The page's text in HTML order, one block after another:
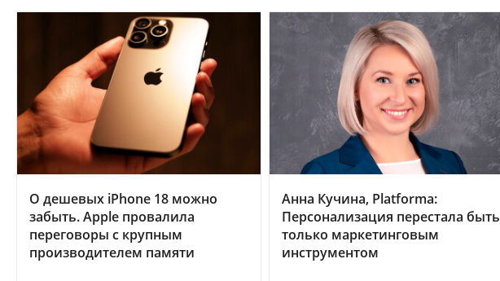
О дешевых iPhone 18 можно
забыть. Apple провалила
переговоры с крупным
производителем памяти
Анна Кучина, Platforma:
Персонализация перестала быть
только маркетинговым
инструментом